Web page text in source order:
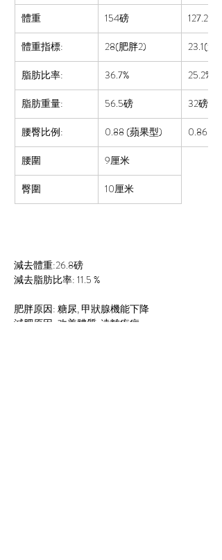
體重 154磅 127.2磅
體重指標: 28(肥胖2) 23.1(過
脂肪比率: 36.7% 25.2%
脂肪重量: 56.5磅 32磅
腰臀比例: 0.88 (蘋果型) 0.86
腰圍 9厘米
臀圍 10厘米
減去體重:26.8磅
減去脂肪比率: 11.5 %
肥胖原因: 糖尿, 甲狀腺機能下降
減肥原因: 改善體質, 遠離疾病